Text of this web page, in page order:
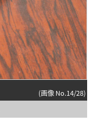
(画像 No.14/28)